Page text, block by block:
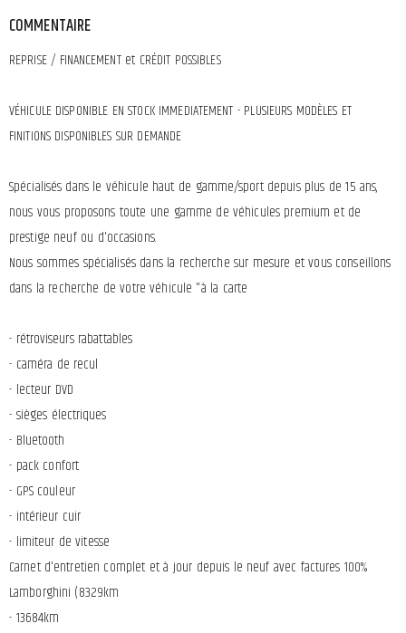
COMMENTAIRE
REPRISE / FINANCEMENT et CRÉDIT POSSIBLES
VÉHICULE DISPONIBLE EN STOCK IMMEDIATEMENT - PLUSIEURS MODÈLES ET
FINITIONS DISPONIBLES SUR DEMANDE
Spécialisés dans le véhicule haut de gamme/sport depuis plus de 15 ans,
nous vous proposons toute une gamme de véhicules premium et de
prestige neuf ou d'occasions.
Nous sommes spécialisés dans la recherche sur mesure et vous conseillons
dans la recherche de votre véhicule "à la carte
- rétroviseurs rabattables
- caméra de recul
- lecteur DVD
- sièges électriques
- Bluetooth
- pack confort
- GPS couleur
- intérieur cuir
- limiteur de vitesse
Carnet d'entretien complet et à jour depuis le neuf avec factures 100%
Lamborghini (8329km
- 13684km